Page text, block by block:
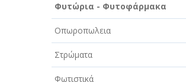
Φυτώρια - Φυτοφάρμακα
Οπωροπωλεια
Στρώματα
Φωτιστικά